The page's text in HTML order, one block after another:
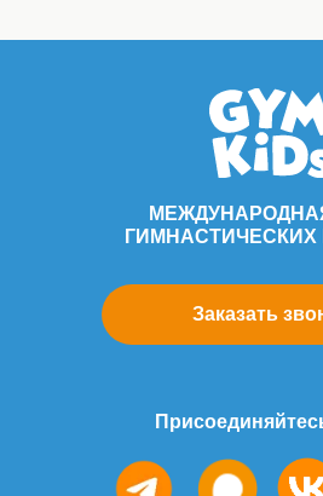
Заказать
ГИМНАСТИЧЕСКИХ